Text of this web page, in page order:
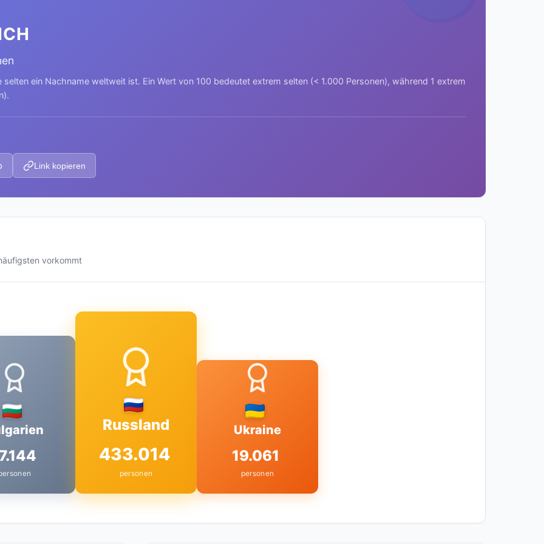
ein Nachname weltweit ist. Ein Wert von 100 bedeutet extrem selten (< 1.000 Personen), während 1 extrem
Link kopieren
vorkommt
Russland
433.014
personen
Ukraine
19.061
personen